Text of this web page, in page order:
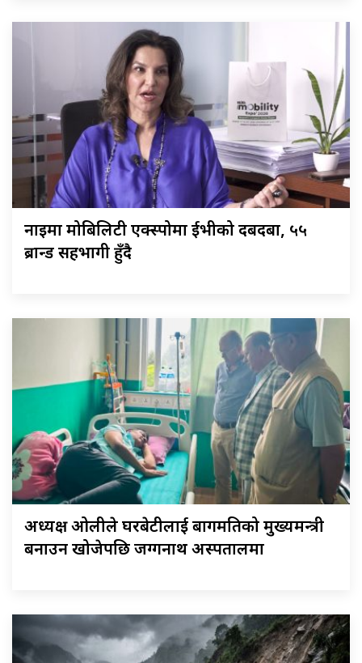
नाइमा मोबिलिटी एक्स्पोमा ईभीको दबदबा, ५५
ब्रान्ड सहभागी हुँदै
अध्यक्ष ओलीले घरबेटीलाई बागमतिको मुख्यमन्त्री
बनाउन खोजेपछि जग्गनाथ अस्पतालमा